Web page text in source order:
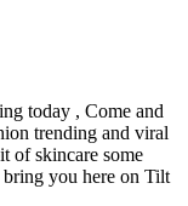
today , Come and
trending and viral
of skincare some
bring you here on Tilt